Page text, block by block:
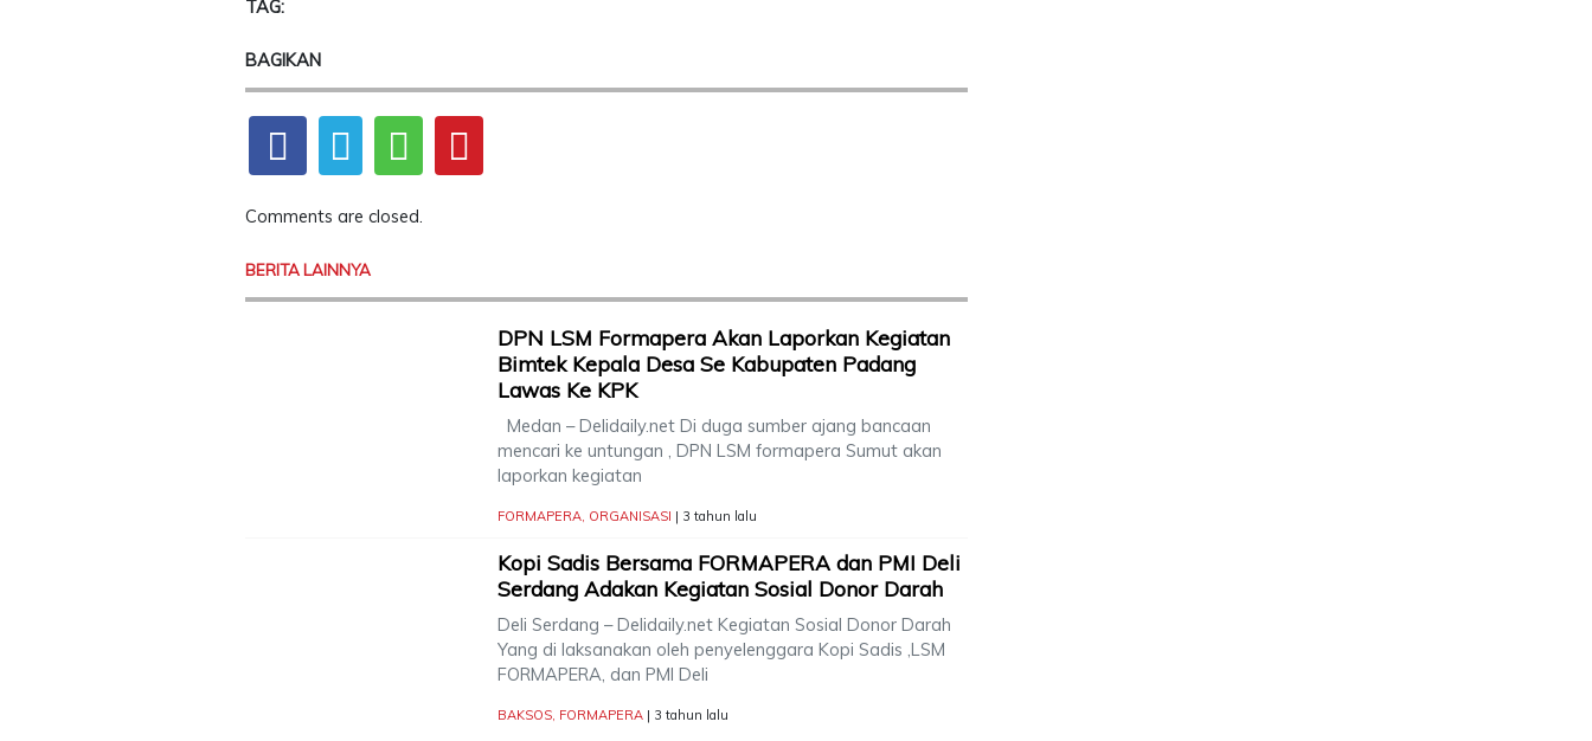
TAG:
BAGIKAN
Comments are closed.
BERITA LAINNYA
DPN LSM Formapera Akan Laporkan Kegiatan
Bimtek Kepala Desa Se Kabupaten Padang
Lawas Ke KPK
Medan – Delidaily.net Di duga sumber ajang bancaan
mencari ke untungan , DPN LSM formapera Sumut akan
laporkan kegiatan
FORMAPERA ORGANISASI | 3 tahun lalu
Kopi Sadis Bersama FORMAPERA dan PMI Deli
Serdang Adakan Kegiatan Sosial Donor Darah
Deli Serdang – Delidaily.net Kegiatan Sosial Donor Darah
Yang di laksanakan oleh penyelenggara Kopi Sadis ,LSM
FORMAPERA, dan PMI Deli
BAKSOS FORMAPERA | 3 tahun lalu